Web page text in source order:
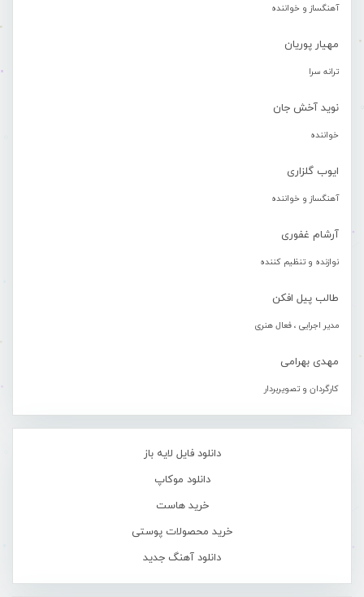
آهنگساز و خواننده
مهیار پوریان
ترانه سرا
نوید آخش جان
خواننده
ایوب گلزاری
آهنگساز و خواننده
آرشام غفوری
نوازنده و تنظیم کننده
طالب پیل افکن
مدیر اجرایی ، فعال هنری
مهدی بهرامی
کارگردان و تصویربردار
دانلود فایل لایه باز
دانلود موکاپ
خرید هاست
خرید محصولات پوستی
دانلود آهنگ جدید